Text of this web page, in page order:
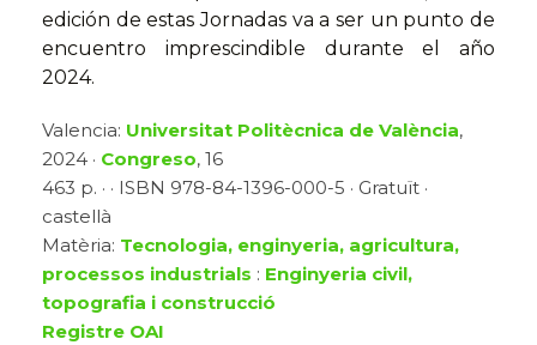
edición de estas Jornadas va a ser un punto de
encuentro imprescindible durante el año
2024.
Valencia: Universitat Politècnica de València,
2024 · Congreso, 16
463 p. · · ISBN 978-84-1396-000-5 · Gratuït ·
castellà
Matèria: Tecnologia, enginyeria, agricultura,
processos industrials : Enginyeria civil,
topografia i construcció
Registre OAI